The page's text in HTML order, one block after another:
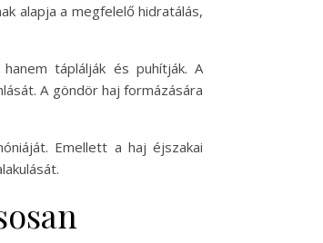
alapja a megfelelő hidratálás,
táplálják és puhítják. A
A göndör haj formázására
Emellett a haj éjszakai